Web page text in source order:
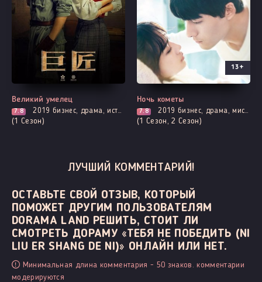
Выходит - 56 Серия
Великий умелец
7.8 2019 бизнес, драма, история, романтика
(1 Сезон)
Все серии
13+
Ночь кометы
7.8 2019 бизнес, драма, мистика, романтика, фэнтези
(1 Сезон, 2 Сезон)
ЛУЧШИЙ КОММЕНТАРИЙ!
ОСТАВЬТЕ СВОЙ ОТЗЫВ, КОТОРЫЙ
ПОМОЖЕТ ДРУГИМ ПОЛЬЗОВАТЕЛЯМ
DORAMA LAND РЕШИТЬ, СТОИТ ЛИ
СМОТРЕТЬ ДОРАМУ «ТЕБЯ НЕ ПОБЕДИТЬ (NI
LIU ER SHANG DE NI)» ОНЛАЙН ИЛИ НЕТ.
Минимальная длина комментария - 50 знаков. комментарии
модерируются